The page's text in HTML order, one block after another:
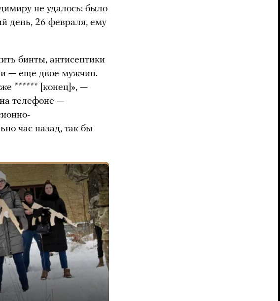
не удалось: было
день, 26 февраля, ему
бинты, антисептики
— еще двое мужчин.
****** [конец]», —
телефоне —
час назад, так бы